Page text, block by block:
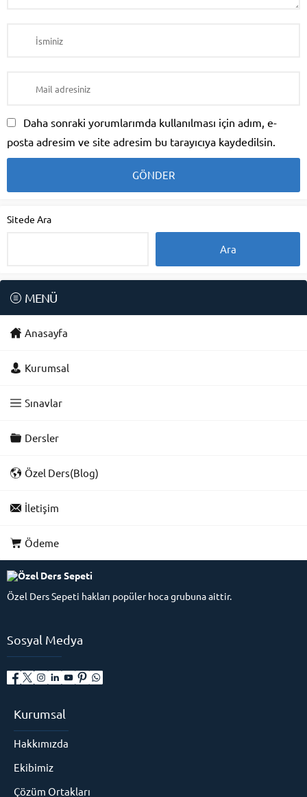
Daha sonraki yorumlarımda kullanılması için adım, e-
posta adresim ve site adresim bu tarayıcıya kaydedilsin.
Sitede Ara
MENÜ
Anasayfa
Kurumsal
Sınavlar
Dersler
Özel Ders(Blog)
İletişim
Ödeme
Özel Ders Sepeti hakları popüler hoca grubuna aittir.
Sosyal Medya
Kurumsal
Hakkımızda
Ekibimiz
Çözüm Ortakları